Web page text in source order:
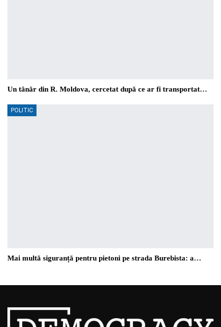
Un tânăr din R. Moldova, cercetat după ce ar fi transportat…
POLITIC
Mai multă siguranță pentru pietoni pe strada Burebista: a…